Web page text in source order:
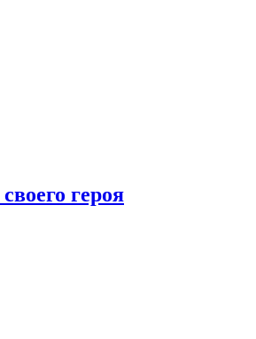
героя